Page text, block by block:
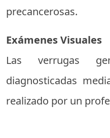
precancerosas.
Exámenes Visuales
Las verrugas
diagnosticadas
realizado por un